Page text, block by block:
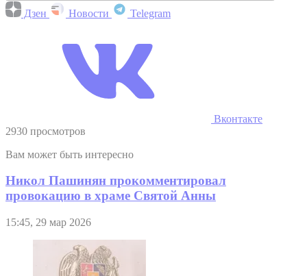
Дзен Новости Telegram
Вконтакте
2930 просмотров
Вам может быть интересно
Никол Пашинян прокомментировал
провокацию в храме Святой Анны
15:45, 29 мар 2026